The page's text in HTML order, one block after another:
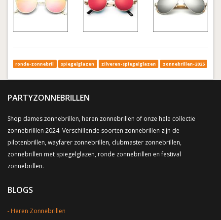
ronde-zonnebril spiegelglazen zilveren-spiegelglazen zonnebrillen-2025
PARTYZONNEBRILLEN
Shop dames zonnebrillen, heren zonnebrillen of onze hele collectie
zonnebrilllen 2024. Verschillende soorten zonnebrillen zijn de
pilotenbrillen, wayfarer zonnebrillen, clubmaster zonnebrillen,
zonnebrillen met spiegelglazen, ronde zonnebrillen en festival
zonnebrillen.
BLOGS
Heren Zonnebrillen